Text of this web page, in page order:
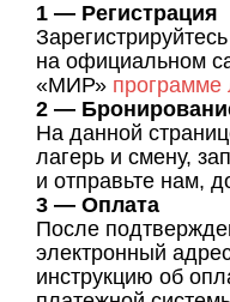
1 — Регистрация
на официальном
«МИР»
2 —
На данной
лагерь и смену,
и отправьте нам,
3 — Оплата
После
электронный
инструкцию об